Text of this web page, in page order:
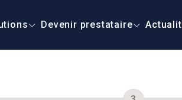
Devenir prestataire